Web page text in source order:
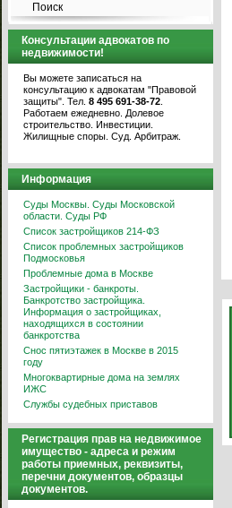
Поиск
Консультации адвокатов по
недвижимости!
Вы можете записаться на
консультацию к адвокатам "Правовой
защиты". Тел. 8 495 691-38-72
Работаем ежедневно. Долевое
строительство. Инвестиции.
Жилищные споры. Суд. Арбитраж.
Информация
Суды Москвы. Суды Московской
области. Суды РФ
Список застройщиков 214-ФЗ
Список проблемных застройщиков
Подмосковья
Проблемные дома в Москве
Застройщики - банкроты.
Банкротство застройщика.
Информация о застройщиках,
находящихся в состоянии
банкротства
Снос пятиэтажек в Москве в 2015
году
Многоквартирные дома на землях
ИЖС
Службы судебных приставов
Регистрация прав на недвижимое
имущество - адреса и режим
работы приемных, реквизиты,
перечни документов, образцы
документов.